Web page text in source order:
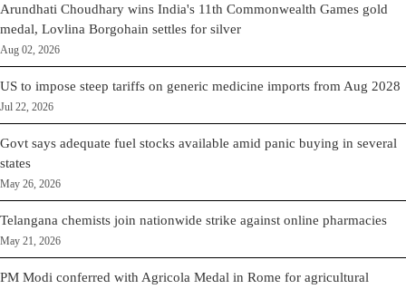
Arundhati Choudhary wins India's 11th Commonwealth Games gold
medal, Lovlina Borgohain settles for silver
Aug 02, 2026
US to impose steep tariffs on generic medicine imports from Aug 2028
Jul 22, 2026
Govt says adequate fuel stocks available amid panic buying in several
states
May 26, 2026
Telangana chemists join nationwide strike against online pharmacies
May 21, 2026
PM Modi conferred with Agricola Medal in Rome for agricultural